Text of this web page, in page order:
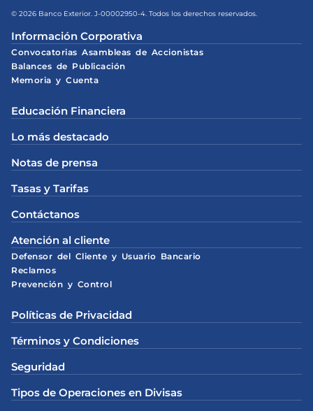
© 2026 Banco Exterior. J-00002950-4. Todos los derechos reservados.
Información Corporativa
Convocatorias Asambleas de Accionistas
Balances de Publicación
Memoria y Cuenta
Educación Financiera
Lo más destacado
Notas de prensa
Tasas y Tarifas
Contáctanos
Atención al cliente
Defensor del Cliente y Usuario Bancario
Reclamos
Prevención y Control
Políticas de Privacidad
Términos y Condiciones
Seguridad
Tipos de Operaciones en Divisas